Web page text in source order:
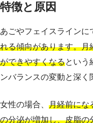
特徴と原因
あごやフェイスラインに
れる傾向があります。月
ができやすくなるという
ンバランスの変動と深く
女性の場合、 月経前にな
の分泌が増加し、皮脂の